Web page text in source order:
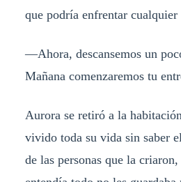
que podría enfrentar
—Ahora, descansemos un
Mañana comenzaremos tu
Aurora se retiró a la
vivido toda su vida sin saber
de las personas que la